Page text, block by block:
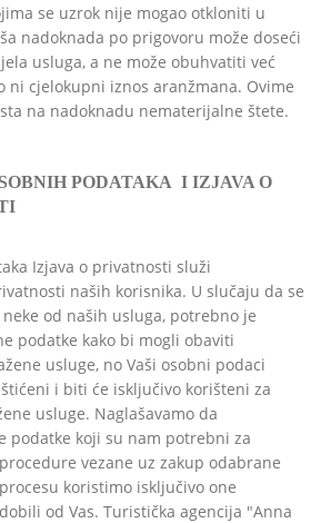
se uzrok nije mogao otkloniti u
nadoknada po prigovoru može doseći
usluga, a ne može obuhvatiti već
ni cjelokupni iznos aranžmana. Ovime
na nadoknadu nematerijalne štete.
PODATAKA I IZJAVA O
Izjava o privatnosti služi
naših korisnika. U slučaju da se
od naših usluga, potrebno je
podatke kako bi mogli obaviti
usluge, no Vaši osobni podaci
i biti će isključivo korišteni za
usluge. Naglašavamo da
podatke koji su nam potrebni za
vezane uz zakup odabrane
koristimo isključivo one
od Vas. Turistička agencija "Anna